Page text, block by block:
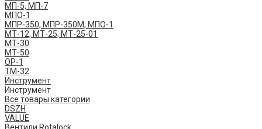
МП-5, МП-7
МПО-1
МПР-350, МПР-350М, МПО-1
МТ-12, МТ-25, МТ-25-01
МТ-30
МТ-50
ОР-1
ТМ-32
Инструмент
Инструмент
Все товары категории
DSZH
VALUE